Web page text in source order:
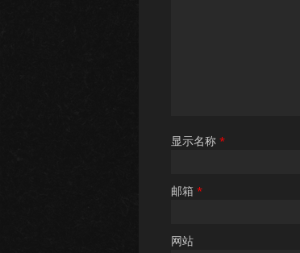
显示名称 *
邮箱 *
网站